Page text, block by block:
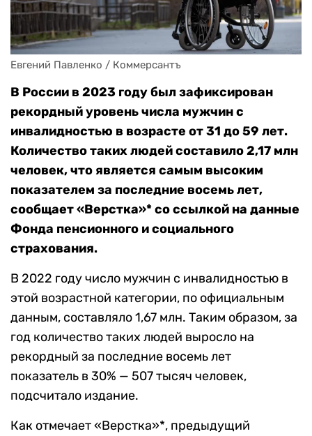
Евгений Павленко / Коммерсантъ
В России в 2023 году был зафиксирован
рекордный уровень числа мужчин с
инвалидностью в возрасте от 31 до 59 лет.
Количество таких людей составило 2,17 млн
человек, что является самым высоким
показателем за последние восемь лет,
сообщает «Верстка»* со ссылкой на данные
Фонда пенсионного и социального
страхования.
В 2022 году число мужчин с инвалидностью в
этой возрастной категории, по официальным
данным, составляло 1,67 млн. Таким образом, за
год количество таких людей выросло на
рекордный за последние восемь лет
показатель в 30% — 507 тысяч человек,
подсчитало издание.
Как отмечает «Верстка»*, предыдущий